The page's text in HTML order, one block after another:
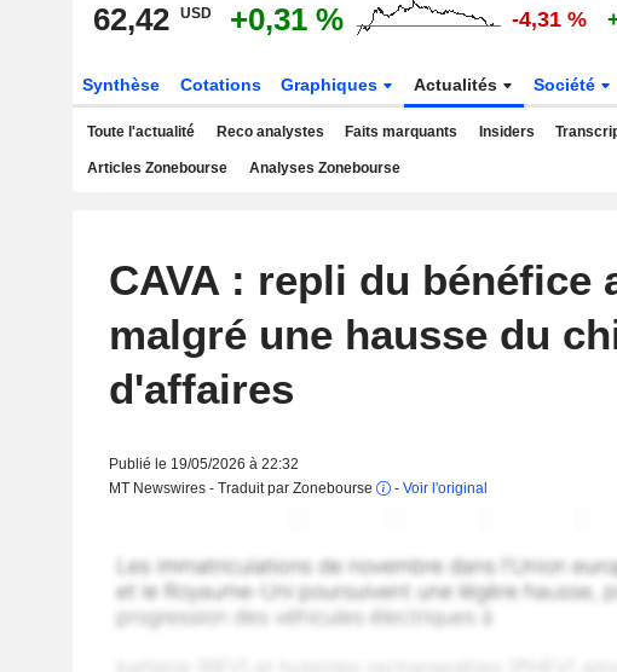
62,42 USD +0,31 % -4,31 %
Synthèse Cotations Graphiques Actualités Société
Toute l'actualité Reco analystes Faits marquants Insiders
Articles Zonebourse Analyses Zonebourse
CAVA : repli du bénéfice
malgré une hausse du
d'affaires
Publié le 19/05/2026 à 22:32
MT Newswires - Traduit par Zonebourse
- Voir l'original